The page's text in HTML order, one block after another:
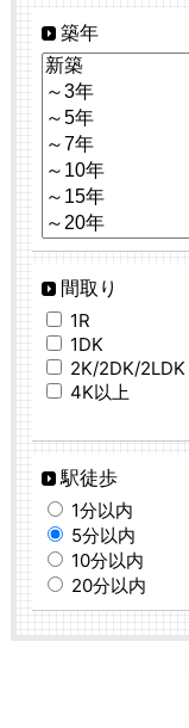
築年
間取り
1R
1DK
2K/2DK/2LDK
4K以上
駅徒歩
1分以内
5分以内
10分以内
20分以内